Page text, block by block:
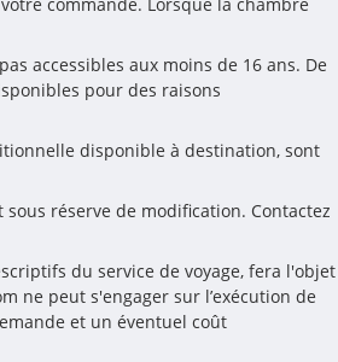
accessibles aux moins de 16 ans. De
pour des raisons
disponible à destination, sont
réserve de modification. Contactez
du service de voyage, fera l'objet
ne peut s'engager sur l’exécution de
et un éventuel coût